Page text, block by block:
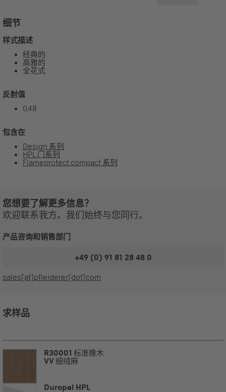
细节
样式描述
经典的
高雅的
全花式
反射值
0,48
包含在
Design 系列
HPL 门系列
Flameprotect compact 系列
您想要了解更多信息？
欢迎联系我方。我们始终与您同行。
产品咨询和销售部门
+49 (0) 91 81 28 48 0
sales[at]pfleiderer[dot]com
求样品
R30001 标准橡木
VV 细绒麻
Duropal HPL